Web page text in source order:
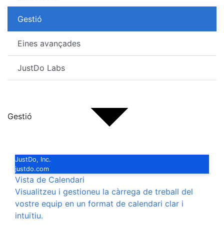
Gestió
Eines avançades
JustDo Labs
Gestió
JustDo, Inc.
justdo.com
Vista de Calendari
Visualitzeu i gestioneu la càrrega de treball del
vostre equip en un format de calendari clar i
intuïtiu.